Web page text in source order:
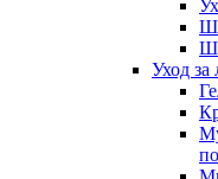
Уход